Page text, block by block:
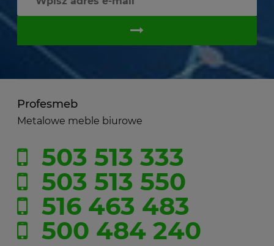
Profesmeb
Metalowe meble biurowe
503 513 333
503 513 550
516 463 483
500 484 240